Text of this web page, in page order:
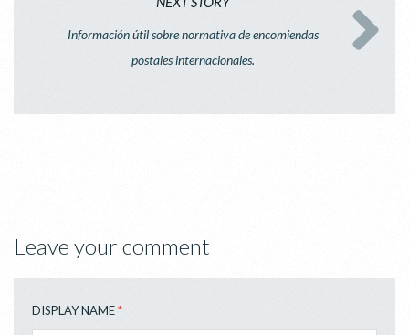
Información útil sobre normativa de encomiendas
postales internacionales.
Leave your comment
DISPLAY NAME*